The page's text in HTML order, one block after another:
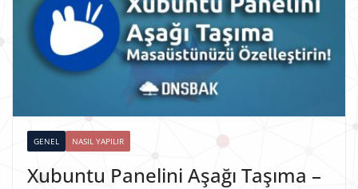
GENEL NASIL YAPILIR
Xubuntu Panelini Aşağı Taşıma –